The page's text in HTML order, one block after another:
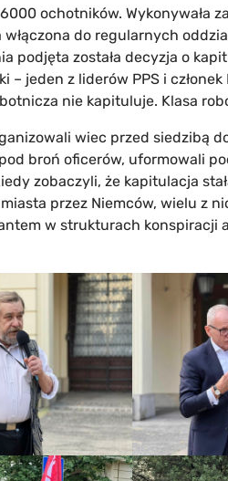
ochotników. Wykonywała
do regularnych
podjęta została decyzja o
– jeden z liderów PPS i
nie kapituluje. Klasa
wiec przed siedzibą
broń oficerów, uformowali
zobaczyli, że kapitulacja
przez Niemców, wielu z
w strukturach konspiracji